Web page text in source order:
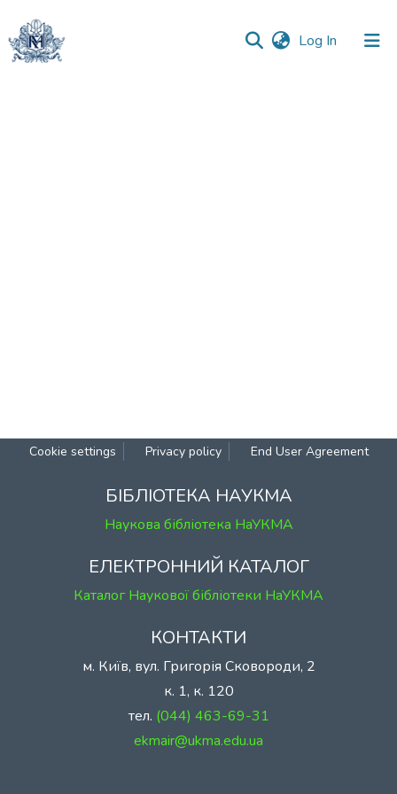
Log In (current)
Cookie settings Privacy policy End User Agreement
БІБЛІОТЕКА НАУКМА
Наукова бібліотека НаУКМА
ЕЛЕКТРОННИЙ КАТАЛОГ
Каталог Наукової бібліотеки НаУКМА
КОНТАКТИ
м. Київ, вул. Григорія Сковороди, 2
к. 1, к. 120
тел. (044) 463-69-31
ekmair@ukma.edu.ua